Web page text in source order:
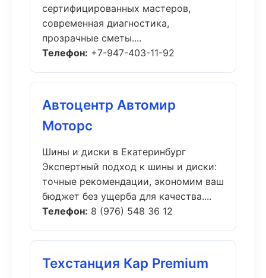
сертифицированных мастеров,
современная диагностика,
прозрачные сметы....
Телефон: +7-947-403-11-92
Автоцентр Автомир
Моторс
Шины и диски в Екатеринбург
Экспертный подход к шины и диски:
точные рекомендации, экономим ваш
бюджет без ущерба для качества....
Телефон: 8 (976) 548 36 12
Техстанция Кар Premium